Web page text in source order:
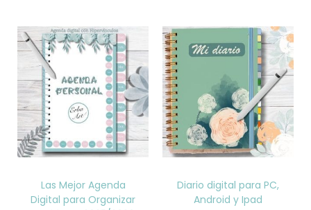
Las Mejor Agenda
Digital para Organizar
Diario digital para PC,
Android y Ipad